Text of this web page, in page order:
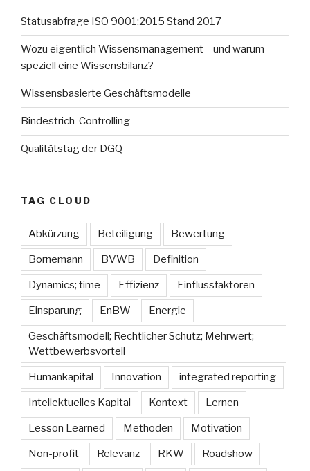
Statusabfrage ISO 9001:2015 Stand 2017
Wozu eigentlich Wissensmanagement – und warum
speziell eine Wissensbilanz?
Wissensbasierte Geschäftsmodelle
Bindestrich-Controlling
Qualitätstag der DGQ
TAG CLOUD
Abkürzung Beteiligung Bewertung
Bornemann BVWB Definition
Dynamics; time Effizienz Einflussfaktoren
Einsparung EnBW Energie
Geschäftsmodell; Rechtlicher Schutz; Mehrwert;
Wettbewerbsvorteil
Humankapital Innovation integrated reporting
Intellektuelles Kapital Kontext Lernen
Lesson Learned Methoden Motivation
Non-profit Relevanz RKW Roadshow